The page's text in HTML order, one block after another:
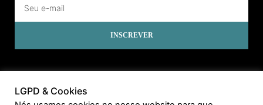
INSCREVER
LGPD & Cookies